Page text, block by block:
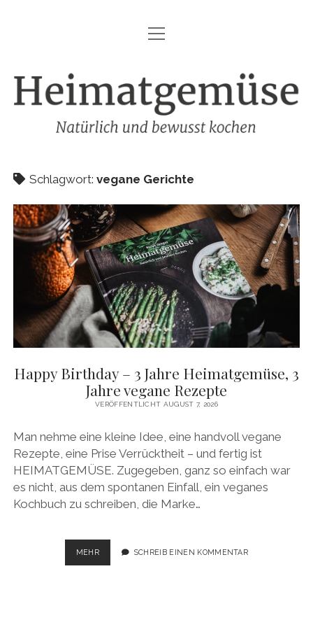
HEIMATGEMÜSE
DAS KOCHBUCH
FOODFOTOGRAFIE
REZEPTE
IMPRESSUM
DATENSCHUTZ
facebook
pinterestinstagram
amazon
E-
Mail
Menü
öffnen
Heimatgemüse
Schlagwort: vegane Gerichte
Happy Birthday – 3 Jahre Heimatgemüse, 3
Jahre vegane Rezepte
VERÖFFENTLICHT AUGUST 7, 2026
Man nehme eine kleine Idee, eine handvoll vegane
Rezepte, eine Prise Verrücktheit – und fertig ist
HEIMATGEMÜSE. Zugegeben, ganz so einfach war
es nicht, aus dem spontanen Einfall, ein veganes
Kochbuch zu schreiben, die Marke…
MEHRHAPPY
BIRTHDAY
SCHREIB EINEN KOMMENTAR